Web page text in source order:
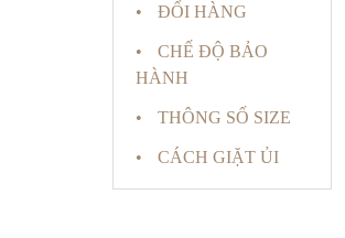
ĐỔI HÀNG
CHẾ ĐỘ BẢO
HÀNH
THÔNG SỐ SIZE
CÁCH GIẶT ỦI